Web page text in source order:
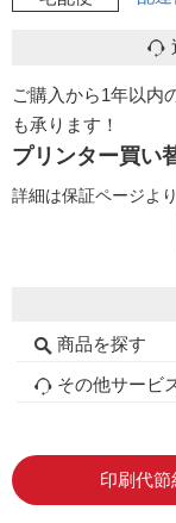
ご購入から1年以内
も承ります！
プリンター買い
詳細は保証ページよ
商品を探す
初心者用セッ
キャノンイン
エプソンイン
ブラザーイン
詰め替えイン
互換インクボ
互換インクカ
再生インクカ
トナーカート
その他サービ
印刷代